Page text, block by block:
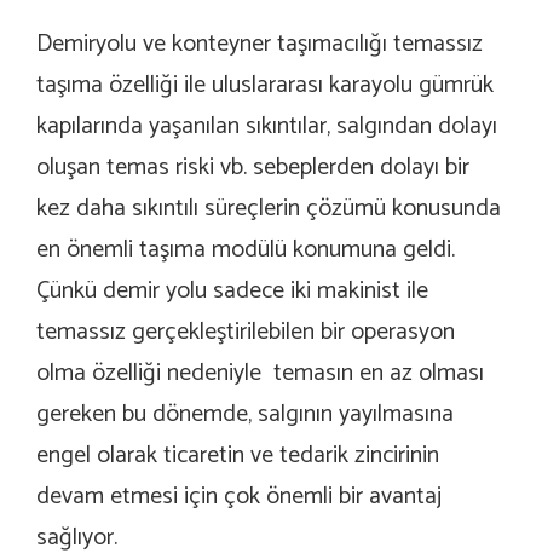
Demiryolu ve konteyner taşımacılığı temassız
taşıma özelliği ile uluslararası karayolu gümrük
kapılarında yaşanılan sıkıntılar, salgından dolayı
oluşan temas riski vb. sebeplerden dolayı bir
kez daha sıkıntılı süreçlerin çözümü konusunda
en önemli taşıma modülü konumuna geldi.
Çünkü demir yolu sadece iki makinist ile
temassız gerçekleştirilebilen bir operasyon
olma özelliği nedeniyle temasın en az olması
gereken bu dönemde, salgının yayılmasına
engel olarak ticaretin ve tedarik zincirinin
devam etmesi için çok önemli bir avantaj
sağlıyor.